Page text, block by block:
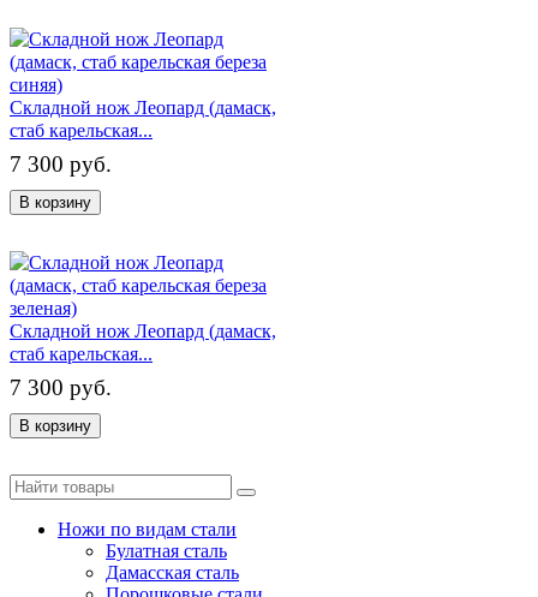
Складной нож Леопард (дамаск,
стаб карельская...
7 300 руб.
В корзину
Складной нож Леопард (дамаск,
стаб карельская...
7 300 руб.
В корзину
Ножи по видам стали
Булатная сталь
Дамасская сталь